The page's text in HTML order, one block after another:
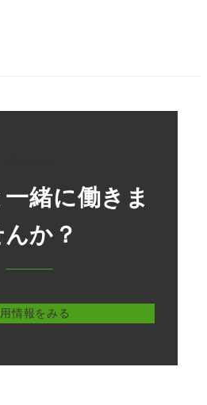
緒に働きま
か？
情報をみる